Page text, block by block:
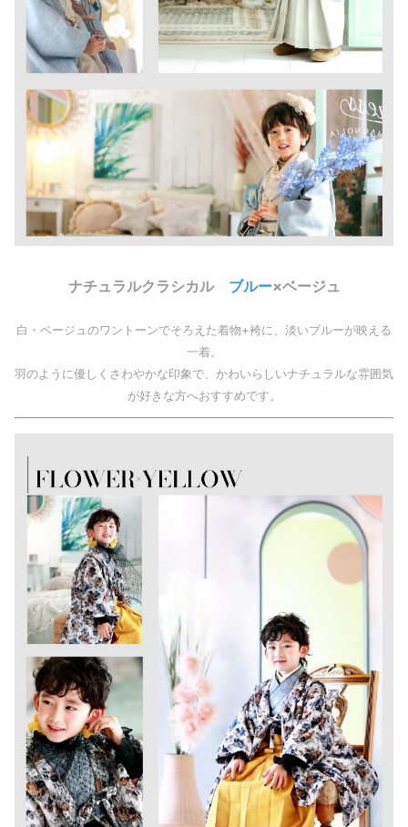
ナチュラルクラシカル ブルー×ベージュ
白・ベージュのワントーンでそろえた着物+袴に、淡いブルーが映える
一着。
羽のように優しくさわやかな印象で、かわいらしいナチュラルな雰囲気
が好きな方へおすすめです。